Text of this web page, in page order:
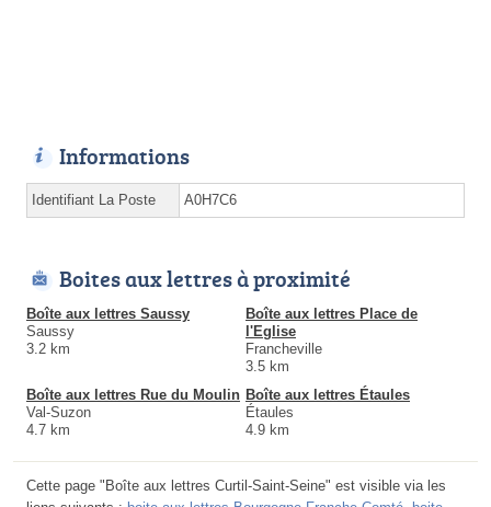
Informations
Identifiant La Poste A0H7C6
Boites aux lettres à proximité
Boîte aux lettres Saussy
Saussy
3.2 km
Boîte aux lettres Place de
l'Eglise
Francheville
3.5 km
Boîte aux lettres Rue du Moulin
Val-Suzon
4.7 km
Boîte aux lettres Étaules
Étaules
4.9 km
Cette page "Boîte aux lettres Curtil-Saint-Seine" est visible via les